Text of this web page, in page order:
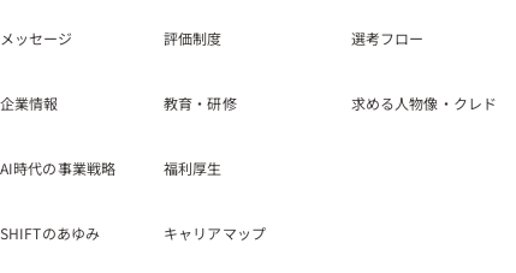
メッセージ
企業情報
AI時代の事業戦略
SHIFTのあゆみ
評価制度
教育・研修
福利厚生
キャリアマップ
選考フロー
求める人物像・クレド